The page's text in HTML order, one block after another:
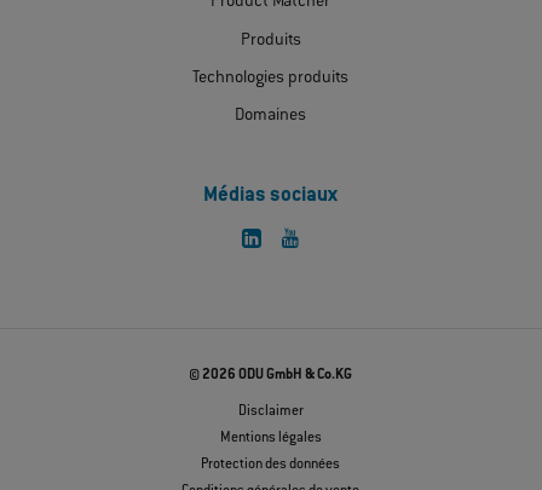
Produits
Technologies produits
Domaines
Médias sociaux
© 2026 ODU GmbH & Co.KG
Disclaimer
Mentions légales
Protection des données